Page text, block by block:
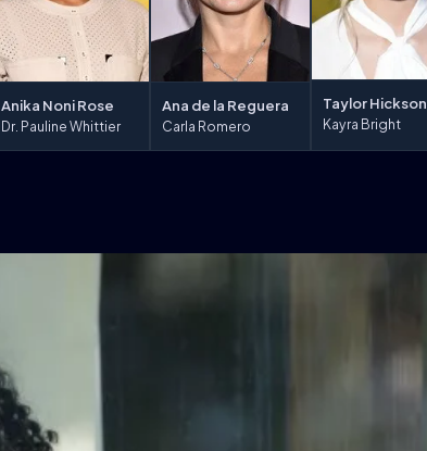
Anika Noni Rose
Dr. Pauline Whittier
Ana de la Reguera
Carla Romero
Taylor Hickson
Kayra Bright